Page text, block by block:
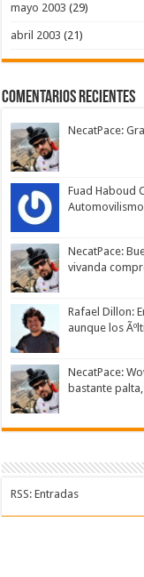
mayo 2003 (29)
abril 2003 (21)
Comentarios Recientes
NecatPace:
Fuad Haboud
NecatPace:
vivanda
Rafael Dillon:
aunque los
NecatPace:
bastante
RSS: Entradas